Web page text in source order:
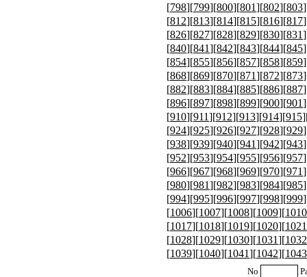
[798][799][800][801][802][803
[812][813][814][815][816][817
[826][827][828][829][830][831
[840][841][842][843][844][845
[854][855][856][857][858][859
[868][869][870][871][872][873
[882][883][884][885][886][887
[896][897][898][899][900][901
[910][911][912][913][914][915
[924][925][926][927][928][929
[938][939][940][941][942][943
[952][953][954][955][956][957
[966][967][968][969][970][971
[980][981][982][983][984][985
[994][995][996][997][998][999
[1006][1007][1008][1009][1010
[1017][1018][1019][1020][1021
[1028][1029][1030][1031][1032
[1039][1040][1041][1042][1043
No